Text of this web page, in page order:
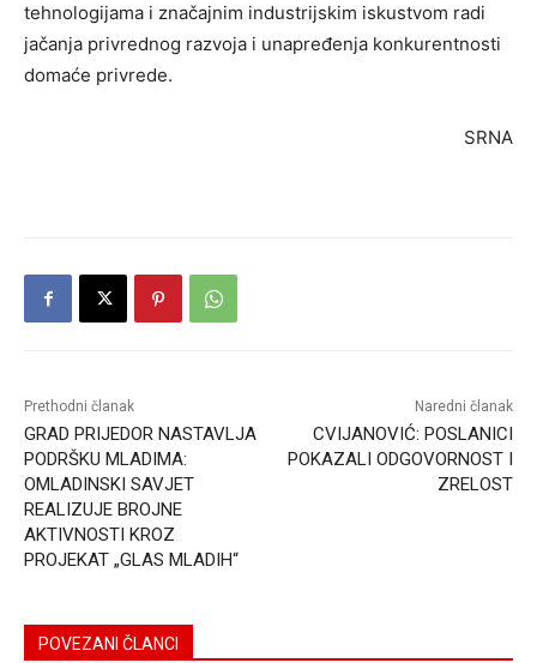
tehnologijama i značajnim industrijskim iskustvom radi
jačanja privrednog razvoja i unapređenja konkurentnosti
domaće privrede.
SRNA
Prethodni članak
GRAD PRIJEDOR NASTAVLJA
PODRŠKU MLADIMA:
OMLADINSKI SAVJET
REALIZUJE BROJNE
AKTIVNOSTI KROZ
PROJEKAT „GLAS MLADIH“
Naredni članak
CVIJANOVIĆ: POSLANICI
POKAZALI ODGOVORNOST I
ZRELOST
POVEZANI ČLANCI